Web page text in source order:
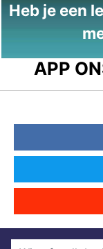
Heb je een
APP